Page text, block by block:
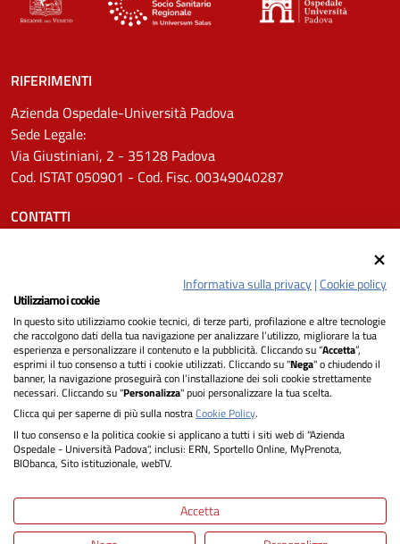
RIFERIMENTI
Azienda Ospedale-Università Padova
Sede Legale:
Via Giustiniani, 2 - 35128 Padova
Cod. ISTAT 050901 - Cod. Fisc. 00349040287
CONTATTI
Pec: protocollo.aopd@pecveneto.it
SEGUICI SU
Privacy
Dichiarazione di Accessibilità
Informativa sulla privacy|Cookie policy
Utilizziamo i cookie
In questo sito utilizziamo cookie tecnici, di terze parti, profilazione e altre tecnologie
che raccolgono dati della tua navigazione per analizzare l’utilizzo, migliorare la tua
esperienza e personalizzare il contenuto e la pubblicità. Cliccando su “Accetta”,
esprimi il tuo consenso a tutti i cookie utilizzati. Cliccando su "Nega" o chiudendo il
banner, la navigazione proseguirà con l’installazione dei soli cookie strettamente
necessari. Cliccando su "Personalizza" puoi personalizzare la tua scelta.
Clicca qui per saperne di più sulla nostraCookie Policy.
Il tuo consenso e la politica cookie si applicano a tutti i siti web di "Azienda
Ospedale - Università Padova", inclusi: ERN, Sportello Online, MyPrenota,
BIObanca, Sito istituzionale, webTV.
Accetta